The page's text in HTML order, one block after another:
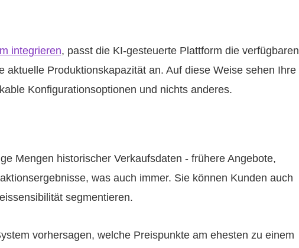
integrieren, passt die KI-gesteuerte Plattform die verfügbaren
aktuelle Produktionskapazität an. Auf diese Weise sehen Ihre
Konfigurationsoptionen und nichts anderes.
Mengen historischer Verkaufsdaten - frühere Angebote,
was auch immer. Sie können Kunden auch
segmentieren.
vorhersagen, welche Preispunkte am ehesten zu einem